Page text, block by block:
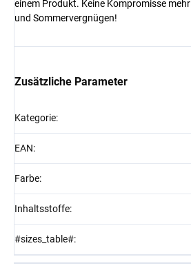
einem Produkt. Keine Kompromisse
und Sommervergnügen!
Zusätzliche Parameter
Kategorie:
EAN:
Farbe:
Inhaltsstoffe:
#sizes_table#: